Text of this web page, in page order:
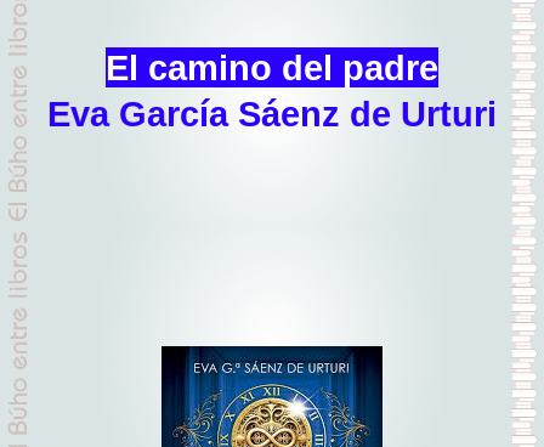
El camino del padre
Eva García Sáenz de Urturi